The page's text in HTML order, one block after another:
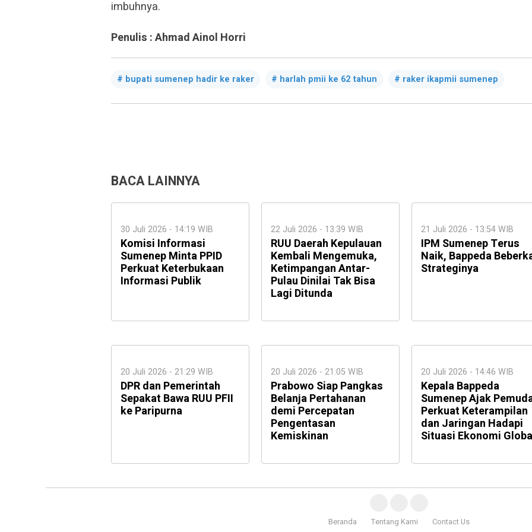
imbuhnya.
Penulis : Ahmad Ainol Horri
bupati sumenep hadir ke raker harlah pmii ke 62 tahun raker ikapmii sumenep
BACA LAINNYA
30 Juli 2026 - 14:19 WIB
Komisi Informasi
Sumenep Minta PPID
Perkuat Keterbukaan
Informasi Publik
22 Juli 2026 - 13:39 WIB
RUU Daerah Kepulauan
Kembali Mengemuka,
Ketimpangan Antar-
Pulau Dinilai Tak Bisa
Lagi Ditunda
21 Juli 2026 - 13:54 WIB
IPM Sumenep Terus
Naik, Bappeda
Strateginya
20 Juli 2026 - 21:29 WIB
DPR dan Pemerintah
Sepakat Bawa RUU PFII
ke Paripurna
20 Juli 2026 - 21:05 WIB
Prabowo Siap Pangkas
Belanja Pertahanan
demi Percepatan
Pengentasan
Kemiskinan
20 Juli 2026 - 14:46 WIB
Kepala Bappeda
Sumenep Ajak
Perkuat Keterampilan
dan Jaringan Hadapi
Situasi Ekonomi
Beranda Tentang Kami Contact Us